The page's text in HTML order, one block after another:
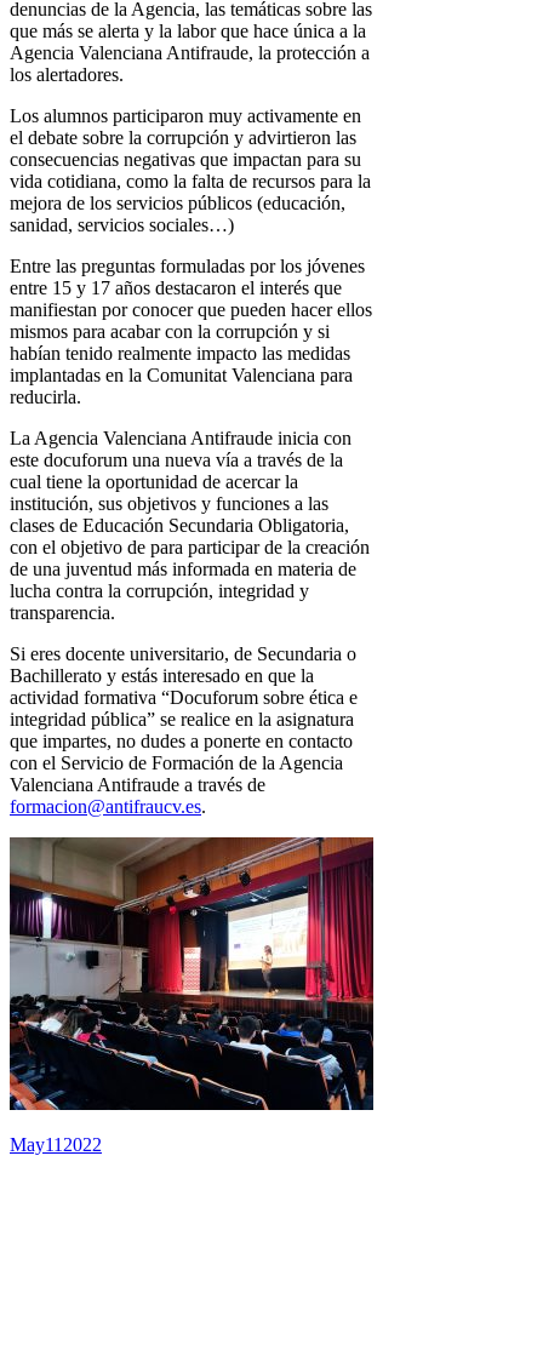
denuncias de la Agencia, las temáticas sobre las
que más se alerta y la labor que hace única a la
Agencia Valenciana Antifraude, la protección a
los alertadores.
Los alumnos participaron muy activamente en
el debate sobre la corrupción y advirtieron las
consecuencias negativas que impactan para su
vida cotidiana, como la falta de recursos para la
mejora de los servicios públicos (educación,
sanidad, servicios sociales…)
Entre las preguntas formuladas por los jóvenes
entre 15 y 17 años destacaron el interés que
manifiestan por conocer que pueden hacer ellos
mismos para acabar con la corrupción y si
habían tenido realmente impacto las medidas
implantadas en la Comunitat Valenciana para
reducirla.
La Agencia Valenciana Antifraude inicia con
este docuforum una nueva vía a través de la
cual tiene la oportunidad de acercar la
institución, sus objetivos y funciones a las
clases de Educación Secundaria Obligatoria,
con el objetivo de para participar de la creación
de una juventud más informada en materia de
lucha contra la corrupción, integridad y
transparencia.
Si eres docente universitario, de Secundaria o
Bachillerato y estás interesado en que la
actividad formativa “Docuforum sobre ética e
integridad pública” se realice en la asignatura
que impartes, no dudes a ponerte en contacto
con el Servicio de Formación de la Agencia
Valenciana Antifraude a través de
formacion@antifraucv.es.
May11 2022